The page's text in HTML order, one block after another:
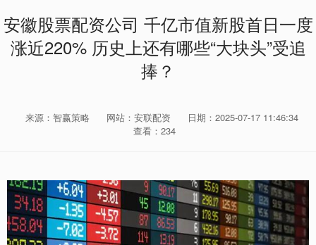
安徽股票配资公司 千亿市值新股首日一度
涨近220% 历史上还有哪些“大块头”受追
捧？
来源：智赢策略 网站：安联配资
日期：2025-07-17 11:46:34
查看：234